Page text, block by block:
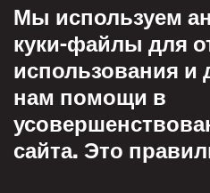
Политика
уважения
Мы используем
куки-файлы для
использования и
нам помощи в
сайта. Это